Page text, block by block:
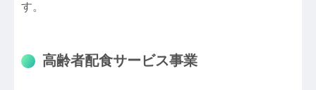
す。
高齢者配食サービス事業